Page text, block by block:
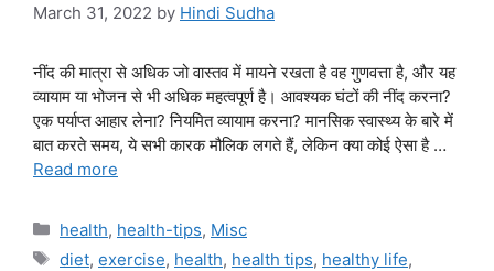
March 31, 2022 by Hindi Sudha
नींद की मात्रा से अधिक जो वास्तव में मायने रखता है वह गुणवत्ता है, और यह
व्यायाम या भोजन से भी अधिक महत्वपूर्ण है। आवश्यक घंटों की नींद करना?
एक पर्याप्त आहार लेना? नियमित व्यायाम करना? मानसिक स्वास्थ्य के बारे में
बात करते समय, ये सभी कारक मौलिक लगते हैं, लेकिन क्या कोई ऐसा है …
Read more
Categories
health, health-tips, Misc
Tags
diet, exercise, health, health tips, healthy life,